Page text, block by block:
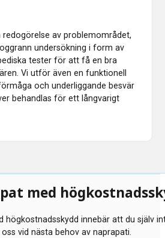
redogörelse av problemområdet,
undersökning i form av
tester för att få en bra
Vi utför även en funktionell
och underliggande besvär
behandlas för ett långvarigt
med
högkostnadsskydd innebär att du själv
vid nästa behov av naprapati.